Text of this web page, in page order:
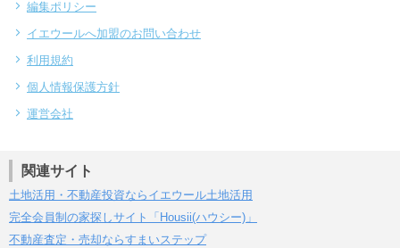
編集ポリシー
イエウールへ加盟のお問い合わせ
利用規約
個人情報保護方針
運営会社
関連サイト
土地活用・不動産投資ならイエウール土地活用
完全会員制の家探しサイト「Housii(ハウシー)」
不動産査定・売却ならすまいステップ